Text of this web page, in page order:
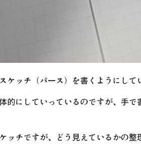
ケッチ（パース）を書くようにして
的にしていっているのですが、手
ッチですが、どう見えているかの整